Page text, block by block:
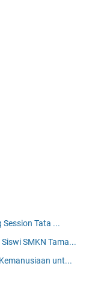
Session Tata ...
SMKN Tama...
unt...